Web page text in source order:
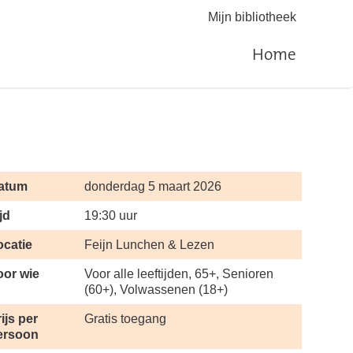
Mijn bibliotheek
Home
donderdag 5 maart 2026
19:30 uur
Feijn Lunchen & Lezen
wie
Voor alle leeftijden, 65+, Senioren
(60+), Volwassenen (18+)
per
Gratis toegang